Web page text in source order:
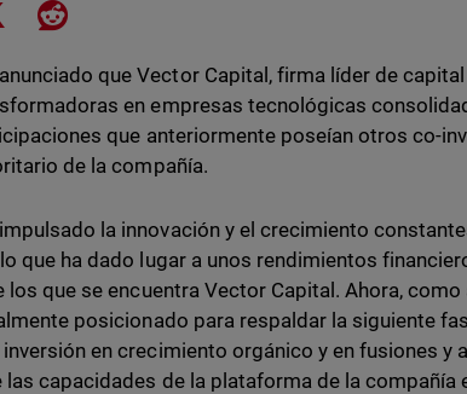
on Facebook
Share on XShare on Reddit
que Vector Capital, firma líder de
en empresas tecnológicas
que anteriormente poseían otros co-
de la compañía.
la innovación y el crecimiento
que ha dado lugar a unos rendimientos
los que se encuentra Vector Capital. Ahora,
posicionado para respaldar la siguiente
inversión en crecimiento orgánico y en fusiones y
las capacidades de la plataforma de la compañía